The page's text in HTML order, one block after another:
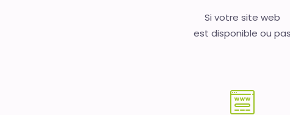
Si votre site web
est disponible ou pas